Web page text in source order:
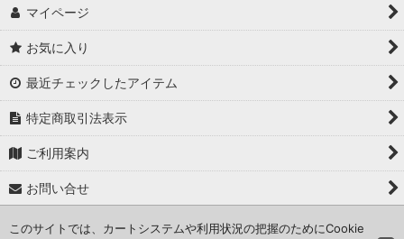
マイページ
お気に入り
最近チェックしたアイテム
特定商取引法表示
ご利用案内
お問い合せ
このサイトでは、カートシステムや利用状況の把握のためにCookie